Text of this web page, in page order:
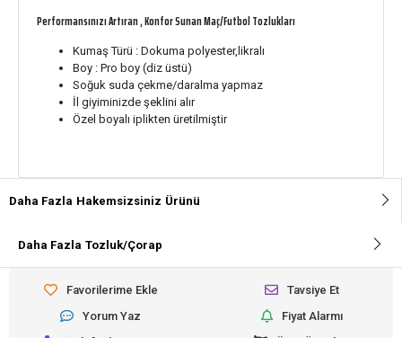
Performansınızı Artıran , Konfor Sunan Maç/Futbol Tozlukları
Kumaş Türü : Dokuma polyester,likralı
Boy : Pro boy (diz üstü)
Soğuk suda çekme/daralma yapmaz
İl giyiminizde şeklini alır
Özel boyalı iplikten üretilmiştir
Daha Fazla Hakemsizsiniz Ürünü
Daha Fazla Tozluk/Çorap
Favorilerime Ekle
Tavsiye Et
Yorum Yaz
Fiyat Alarmı